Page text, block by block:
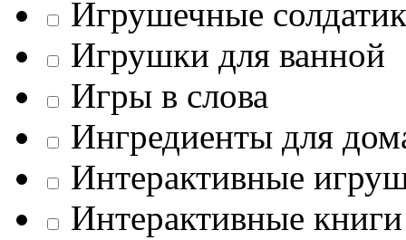
Игрушечные
Игрушки для ванной
Игры в слова
Ингредиенты для
Интерактивные
Интерактивные